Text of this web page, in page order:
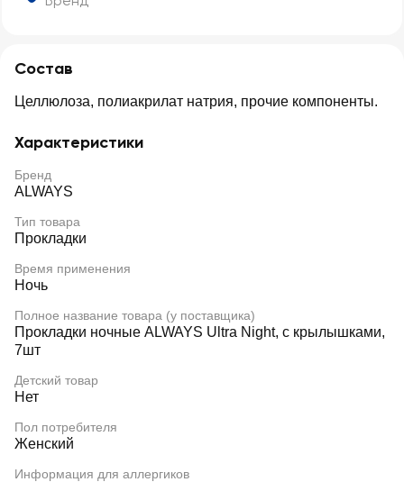
Состав
Целлюлоза, полиакрилат натрия, прочие компоненты.
Характеристики
Бренд
ALWAYS
Тип товара
Прокладки
Время применения
Ночь
Полное название товара (у поставщика)
Прокладки ночные ALWAYS Ultra Night, с крылышками,
7шт
Детский товар
Нет
Пол потребителя
Женский
Информация для аллергиков